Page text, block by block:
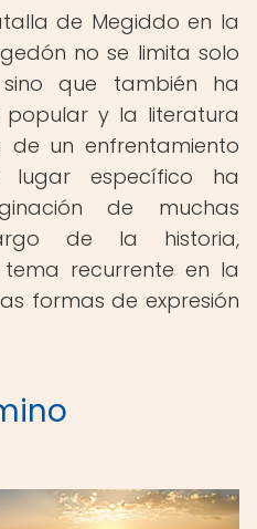
de Megiddo en la
no se limita solo
que también ha
y la literatura
un enfrentamiento
lugar específico ha
de muchas
de la historia,
recurrente en la
formas de expresión